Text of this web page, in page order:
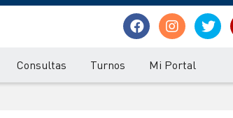
Consultas Turnos Mi Portal